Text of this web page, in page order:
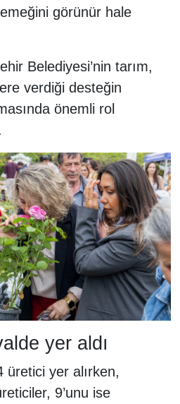
görünür hale
Belediyesi’nin tarım,
verdiği desteğin
önemli rol
yer aldı
üretici yer alırken,
9’unu ise